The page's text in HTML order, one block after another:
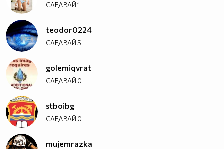
СЛЕДВАЙ1
teodor0224
СЛЕДВАЙ5
golemiqvrat
СЛЕДВАЙ 0
stboibg
СЛЕДВАЙ 0
mujemrazka